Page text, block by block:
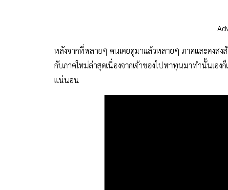
หลังจากที่หลายๆ คนเคยดูมาแล้วหลายๆ ภาคและคงสง
กับภาคใหม่ล่าสุดเนื่องจากเจ้าของไปหาทุนมาทำนั้นเอง
แน่นอน